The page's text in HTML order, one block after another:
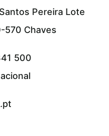
Pereira Lote
570 Chaves
500